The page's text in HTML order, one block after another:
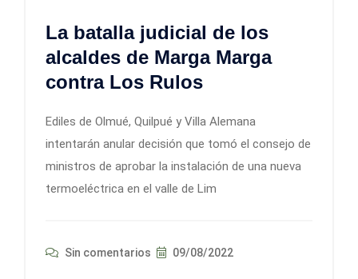
La batalla judicial de los
alcaldes de Marga Marga
contra Los Rulos
Ediles de Olmué, Quilpué y Villa Alemana
intentarán anular decisión que tomó el consejo de
ministros de aprobar la instalación de una nueva
termoeléctrica en el valle de Lim
Sin comentarios 09/08/2022